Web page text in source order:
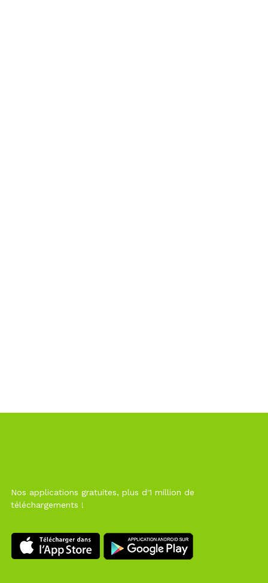
Nos applications gratuites, plus d'1 million de
téléchargements !